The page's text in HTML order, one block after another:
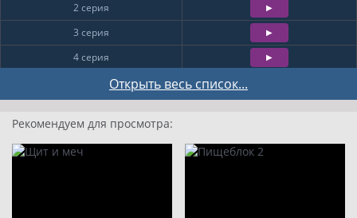
Открыть весь список...
2 серия
3 серия
4 серия
7 серия
8 серия
Рекомендуем для просмотра: